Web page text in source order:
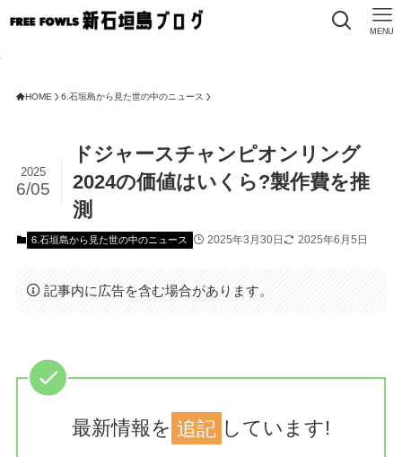
MENU
HOME 6.石垣島から見た世の中のニュース
ドジャースチャンピオンリング
2024の価値はいくら?製作費を推
測
2025
6/05
6.石垣島から見た世の中のニュース 2025年3月30日 2025年6月5日
記事内に広告を含む場合があります。
最新情報を 追記 しています!